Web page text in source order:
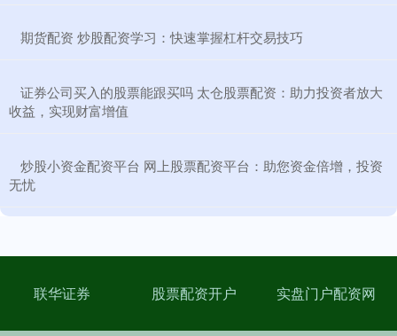
​期货配资 炒股配资学习：快速掌握杠杆交易技巧
​证券公司买入的股票能跟买吗 太仓股票配资：助力投资者放大
收益，实现财富增值
​炒股小资金配资平台 网上股票配资平台：助您资金倍增，投资
无忧
联华证券 股票配资开户 实盘门户配资网